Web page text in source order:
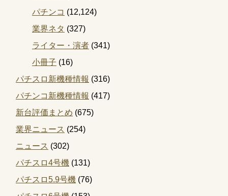
パチンコ (12,124)
業界ネタ (327)
ライター・演者 (341)
小冊子 (16)
パチスロ新機種情報 (316)
パチンコ新機種情報 (417)
新台評価まとめ (675)
業界ニュース (254)
ニュース (302)
パチスロ4号機 (131)
パチスロ5.9号機 (76)